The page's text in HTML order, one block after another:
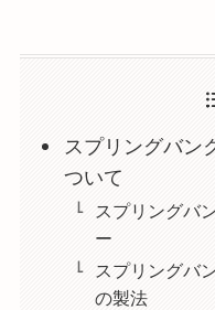
スプリングバ
ついて
スプリング
ー
スプリング
の製法